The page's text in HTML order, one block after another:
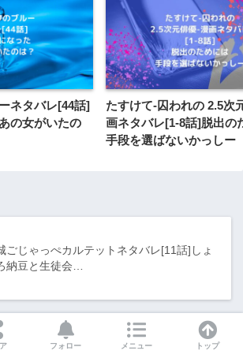
ネタバレ[44話]
の女がいたの
たすけて-囚われの 2.5次
画ネタバレ[1-8話]脱出の
手段を選ばないかっしー
ごじゃっぺカルテットネタバレ[11話]しょ
納豆と生徒会…
次の記事
フォロー メニュー トップ